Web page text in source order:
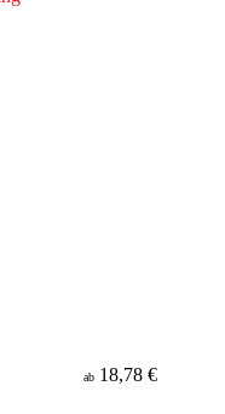
ab 18,78 €